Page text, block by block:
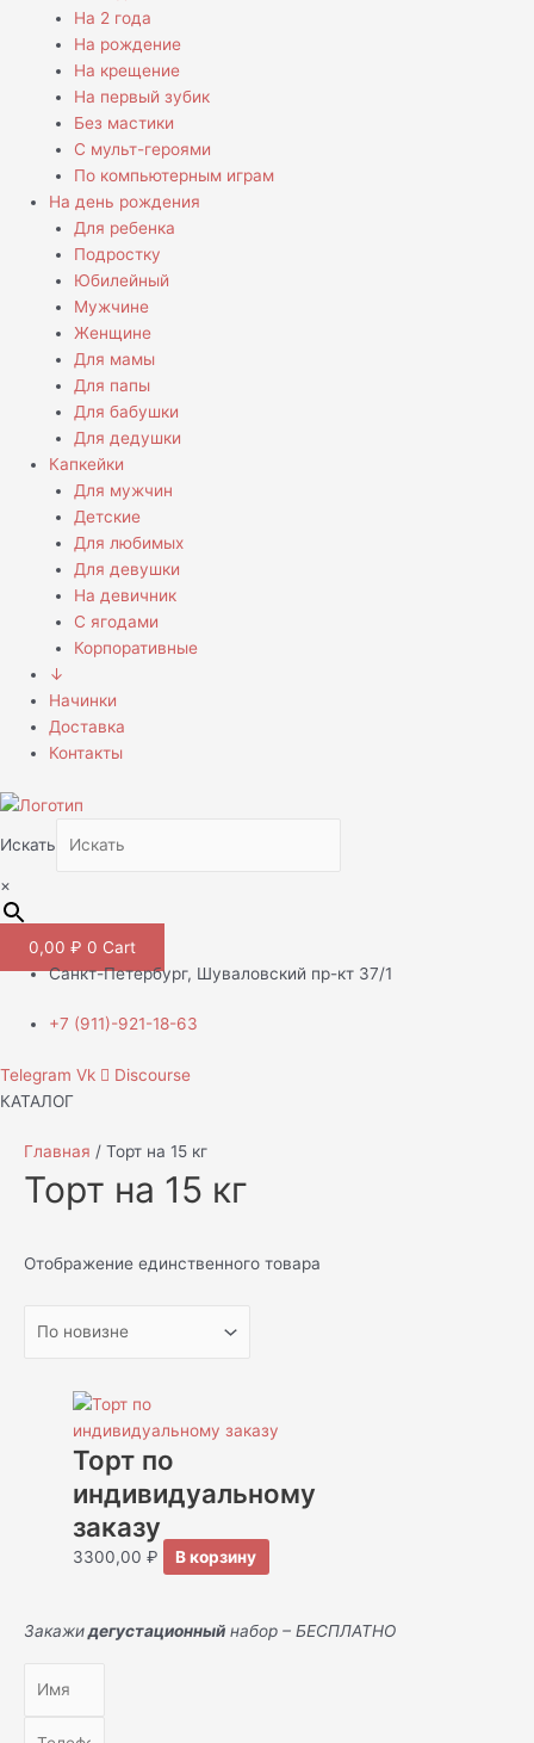
На 2 года
На рождение
На крещение
На первый зубик
Без мастики
С мульт-героями
По компьютерным играм
На день рождения
Для ребенка
Подростку
Юбилейный
Мужчине
Женщине
Для мамы
Для папы
Для бабушки
Для дедушки
Капкейки
Для мужчин
Детские
Для любимых
Для девушки
На девичник
С ягодами
Корпоративные
↓
Начинки
Доставка
Контакты
Искать
×
0,00 ₽ 0 Cart
Санкт-Петербург, Шуваловский пр-кт 37/1
+7 (911)-921-18-63
Telegram Vk
Discourse
КАТАЛОГ
Главная / Торт на 15 кг
Торт на 15 кг
Отображение единственного товара
Торт по
индивидуальному
заказу
3300,00₽ В корзину
Закажидегустационный набор – БЕСПЛАТНО